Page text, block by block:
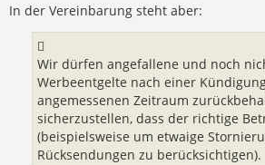
In der Vereinbarung steht aber:
Wir dürfen angefallene und noch
Werbeentgelte nach einer
angemessenen Zeitraum
sicherzustellen, dass der richtige
(beispielsweise um etwaige
Rücksendungen zu berücksichtigen).